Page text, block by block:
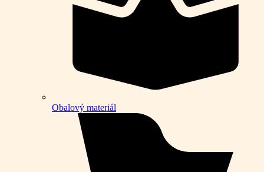
Obalový materiál